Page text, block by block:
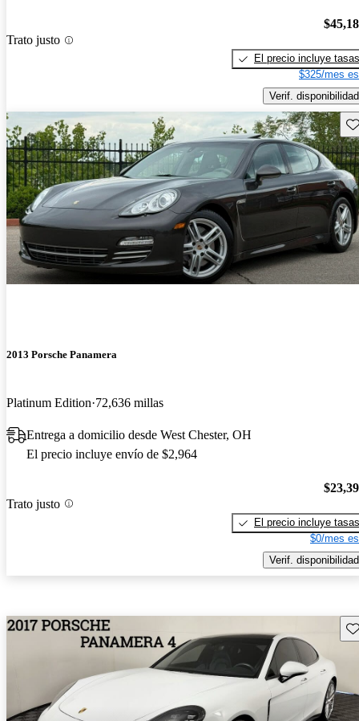
Trato justo
El precio incluye tasas
$325/mes
Verif. disponibilidad
2013 Porsche Panamera
Platinum Edition 72,636 millas
Entrega a domicilio desde West Chester, OH
El precio incluye envío de $2,964
Trato justo
El precio incluye tasas
$0/mes
Verif. disponibilidad